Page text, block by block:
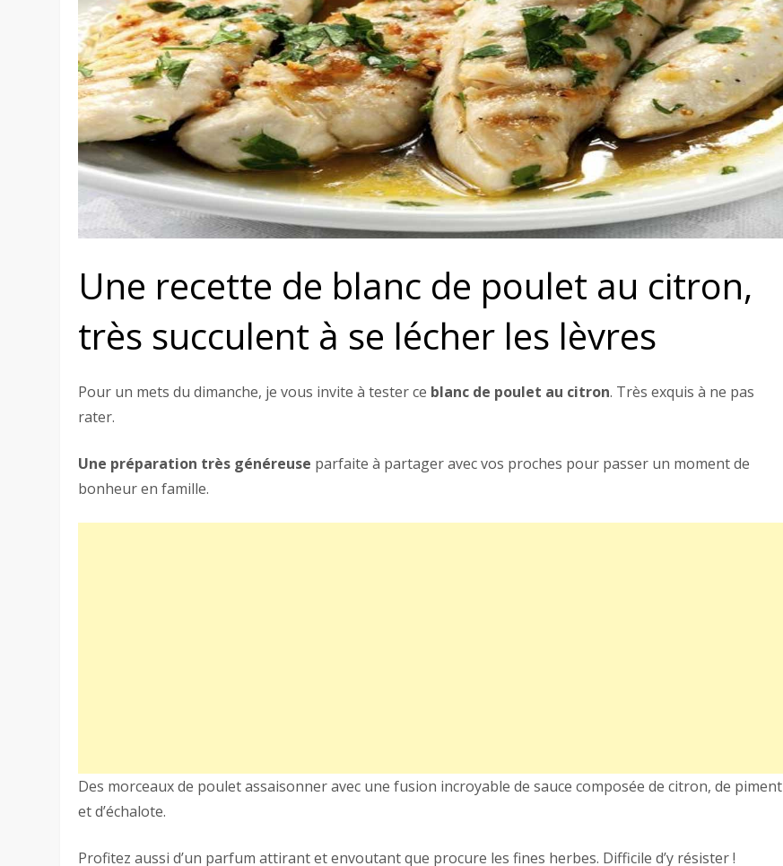
Une recette de blanc de poulet au citron,
très succulent à se lécher les lèvres
Pour un mets du dimanche, je vous invite à tester ce blanc de poulet au citron. Très exquis à ne pas
rater.
Une préparation très généreuse parfaite à partager avec vos proches pour passer un moment de
bonheur en famille.
Des morceaux de poulet assaisonner avec une fusion incroyable de sauce composée de citron, de piment
et d’échalote.
Profitez aussi d’un parfum attirant et envoutant que procure les fines herbes. Difficile d’y résister !